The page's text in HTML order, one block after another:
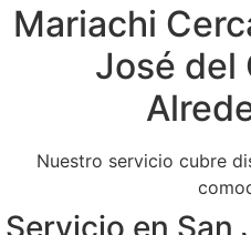
Mariachi
José del
Nuestro servicio cubre
Servicio en San